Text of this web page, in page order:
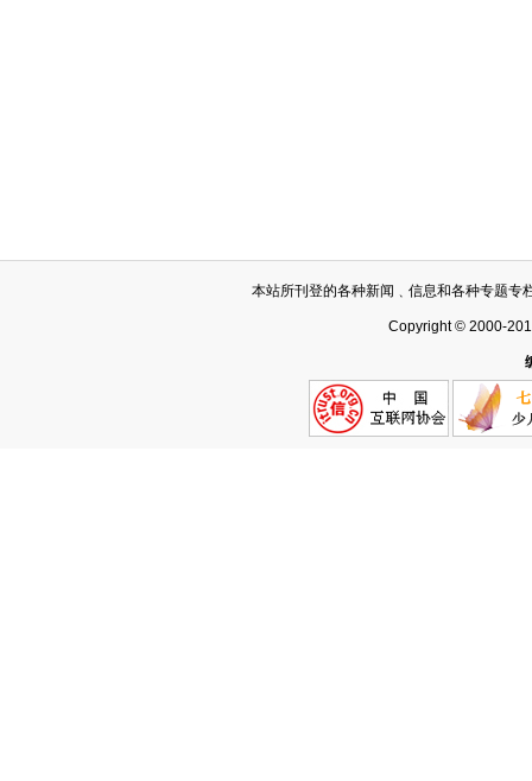
本站所刊登的各种新闻﹑信息和各种专题专
Copyright © 2000-